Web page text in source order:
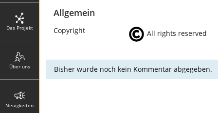
Das Projekt
Über uns
Neuigkeiten
Allgemein
Copyright All rights reserved
Bisher wurde noch kein Kommentar abgegeben.